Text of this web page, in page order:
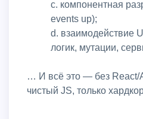
c. компонентная
events up);
d. взаимодействие
логик, мутации,
… И всё это — без React/
чистый JS, только